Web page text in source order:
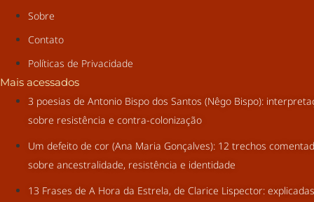
Sobre
Contato
Políticas de Privacidade
Mais acessados
3 poesias de Antonio Bispo dos Santos (Nêgo Bispo):
sobre resistência e contra-colonização
Um defeito de cor (Ana Maria Gonçalves): 12 trechos
sobre ancestralidade, resistência e identidade
13 Frases de A Hora da Estrela, de Clarice Lispector: